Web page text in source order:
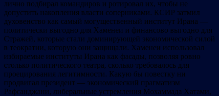
лично подбирал командиров и ротировал их, чтобы не
допустить накопления власти соперниками. КСИР затмил
духовенство как самый могущественный институт Ирана —
политически выгодно для Хаменеи и финансово выгодно для
Стражей, которые стали доминирующей экономической силой
в теократии, которую они защищали. Хаменеи использовал
избираемые институты Ирана как фасады, позволяя ровно
столько политического театра, сколько требовалось для
проецирования легитимности. Какую бы повестку ни
продвигал президент — экономический прагматизм
Рафсанджани, либеральные устремления Мохаммада Хатами,